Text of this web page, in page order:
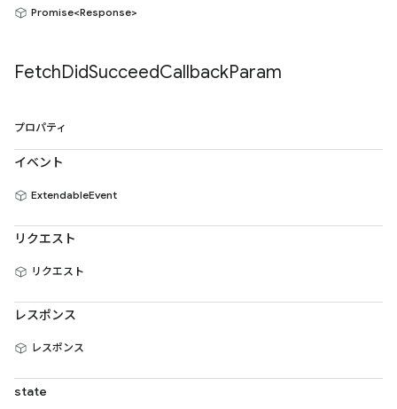
Promise<Response>
FetchDidSucceedCallbackParam
プロパティ
イベント
ExtendableEvent
リクエスト
リクエスト
レスポンス
レスポンス
state